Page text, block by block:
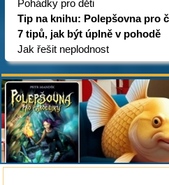
Pohádky pro děti
Tip na knihu: Polepšovna pro
7 tipů, jak být úplně v pohodě
Jak řešit neplodnost